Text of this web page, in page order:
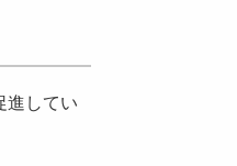
進してい